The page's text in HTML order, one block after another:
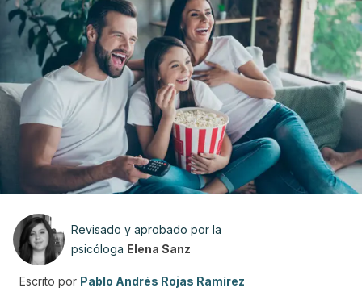
Revisado y aprobado por la
psicóloga Elena Sanz
Escrito por Pablo Andrés Rojas Ramírez